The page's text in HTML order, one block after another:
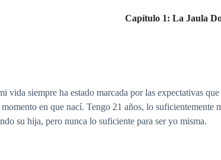
Capítulo 1: La Jaula
siempre ha estado marcada por las expectativas
en que nací. Tengo 21 años, lo suficientemente
su hija, pero nunca lo suficiente para ser yo misma.